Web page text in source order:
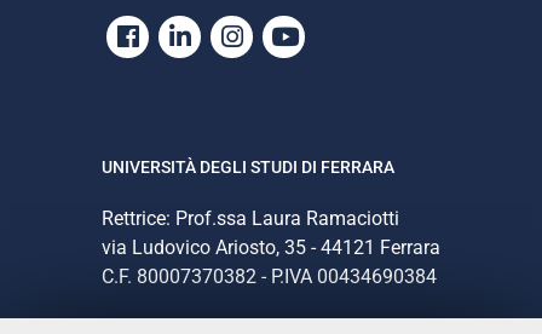
Facebook
LinkedinInstagram
Youtube
UNIVERSITÀ DEGLI STUDI DI FERRARA
Rettrice: Prof.ssa Laura Ramaciotti
via Ludovico Ariosto, 35 - 44121 Ferrara
C.F. 80007370382 - P.IVA 00434690384